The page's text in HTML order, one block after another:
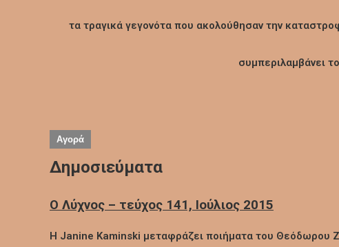
τα τραγικά γεγονότα που ακολούθησαν την
συμπεριλαμβάνει
Αγορά
Δημοσιεύματα
Ο Λύχνος – τεύχος 141, Ιούλιος 2015
Η Janine Kaminski μεταφράζει ποιήματα του Θεόδωρου